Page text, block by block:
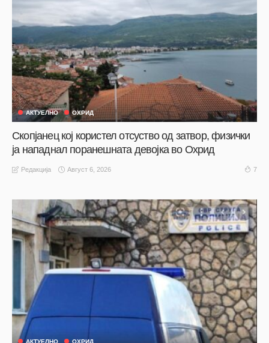
АКТУЕЛНО ОХРИД
Скопјанец кој користел отсуство од затвор, физички
ја нападнал поранешната девојка во Охрид
Редакција Август 6, 2026 7